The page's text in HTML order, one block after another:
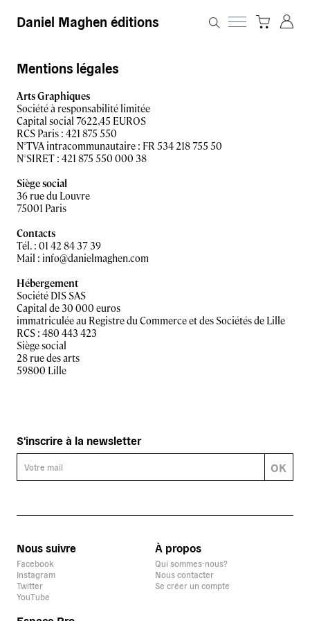
Daniel Maghen éditions
Mentions légales
Arts Graphiques
Société à responsabilité limitée
Capital social 7622,45 EUROS
RCS Paris : 421 875 550
N°TVA intracommunautaire : FR 534 218 755 50
N°SIRET : 421 875 550 000 38
Siège social
36 rue du Louvre
75001 Paris
Contacts
Tél. : 01 42 84 37 39
Mail : info@danielmaghen.com
Hébergement
Société DIS SAS
Capital de 30 000 euros
immatriculée au Registre du Commerce et des Sociétés de Lille
RCS : 480 443 423
Siège social
28 rue des arts
59800 Lille
Nous suivre
Facebook
Instagram
Twitter
YouTube
À propos
Qui sommes-nous?
Nous contacter
Se créer un compte
S'inscrire à la newsletter
OK